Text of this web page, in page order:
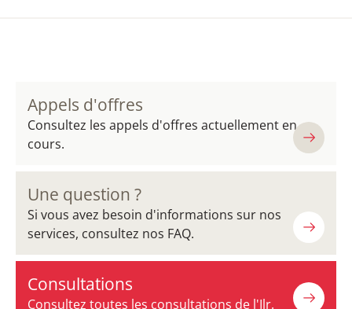
Appels d'offres
Consultez les appels d'offres actuellement en
cours.
Une question ?
Si vous avez besoin d'informations sur nos
services, consultez nos FAQ.
Consultations
Consultez toutes les consultations de l'Ilr.